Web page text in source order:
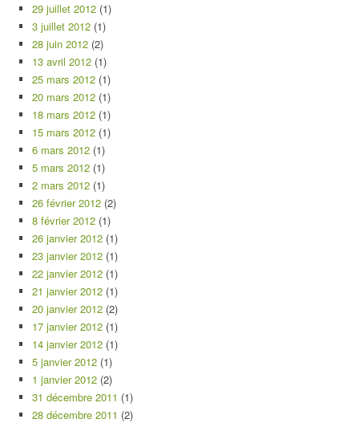
29 juillet 2012 (1)
3 juillet 2012 (1)
28 juin 2012 (2)
13 avril 2012 (1)
25 mars 2012 (1)
20 mars 2012 (1)
18 mars 2012 (1)
15 mars 2012 (1)
6 mars 2012 (1)
5 mars 2012 (1)
2 mars 2012 (1)
26 février 2012 (2)
8 février 2012 (1)
26 janvier 2012 (1)
23 janvier 2012 (1)
22 janvier 2012 (1)
21 janvier 2012 (1)
20 janvier 2012 (2)
17 janvier 2012 (1)
14 janvier 2012 (1)
5 janvier 2012 (1)
1 janvier 2012 (2)
31 décembre 2011 (1)
28 décembre 2011 (2)